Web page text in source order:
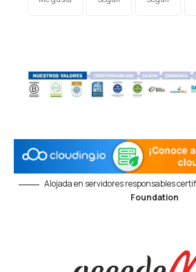
Alojada en servidores responsables
Foundation